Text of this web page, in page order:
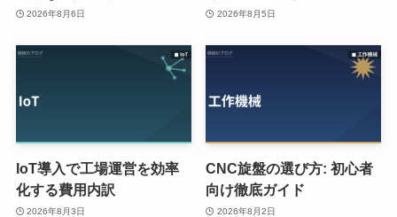
2026年8月6日 2026年8月5日
IoT導入で工場運営を効率
化する費用内訳
2026年8月3日
CNC旋盤の選び方: 初心者
向け徹底ガイド
2026年8月2日